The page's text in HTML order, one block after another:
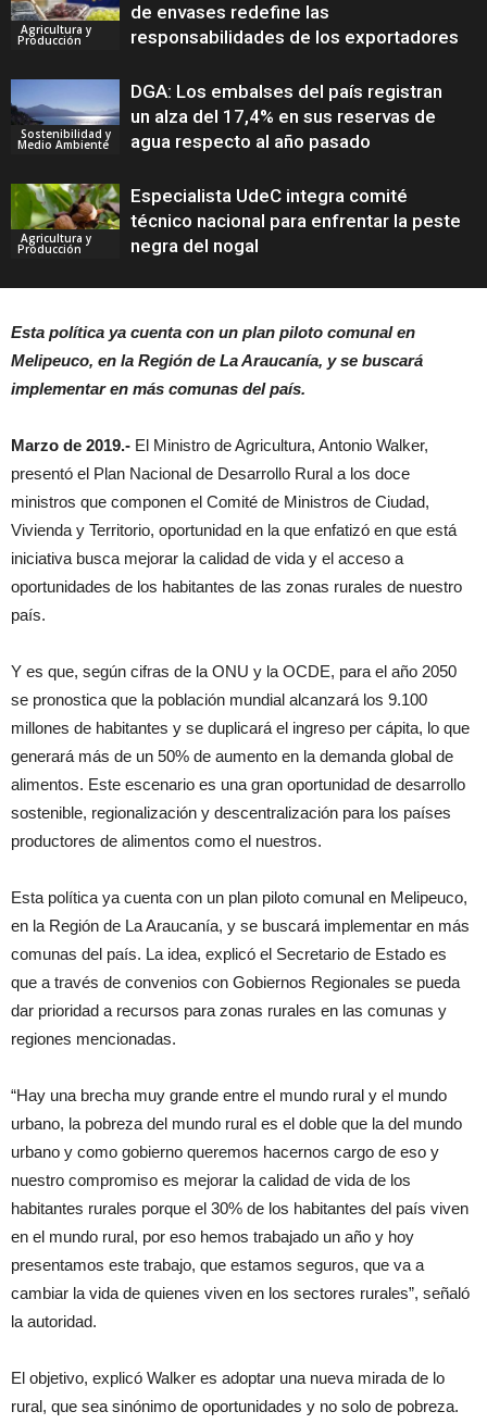
Agricultura y
Producción
de envases redefine las
responsabilidades de los exportadores
Sostenibilidad y
Medio Ambiente
DGA: Los embalses del país registran
un alza del 17,4% en sus reservas de
agua respecto al año pasado
Agricultura y
Producción
Especialista UdeC integra comité
técnico nacional para enfrentar la peste
negra del nogal
Esta política ya cuenta con un plan piloto comunal en
Melipeuco, en la Región de La Araucanía, y se buscará
implementar en más comunas del país.
Marzo de 2019.- El Ministro de Agricultura, Antonio Walker,
presentó el Plan Nacional de Desarrollo Rural a los doce
ministros que componen el Comité de Ministros de Ciudad,
Vivienda y Territorio, oportunidad en la que enfatizó en que está
iniciativa busca mejorar la calidad de vida y el acceso a
oportunidades de los habitantes de las zonas rurales de nuestro
país.
Y es que, según cifras de la ONU y la OCDE, para el año 2050
se pronostica que la población mundial alcanzará los 9.100
millones de habitantes y se duplicará el ingreso per cápita, lo que
generará más de un 50% de aumento en la demanda global de
alimentos. Este escenario es una gran oportunidad de desarrollo
sostenible, regionalización y descentralización para los países
productores de alimentos como el nuestros.
Esta política ya cuenta con un plan piloto comunal en Melipeuco,
en la Región de La Araucanía, y se buscará implementar en más
comunas del país. La idea, explicó el Secretario de Estado es
que a través de convenios con Gobiernos Regionales se pueda
dar prioridad a recursos para zonas rurales en las comunas y
regiones mencionadas.
“Hay una brecha muy grande entre el mundo rural y el mundo
urbano, la pobreza del mundo rural es el doble que la del mundo
urbano y como gobierno queremos hacernos cargo de eso y
nuestro compromiso es mejorar la calidad de vida de los
habitantes rurales porque el 30% de los habitantes del país viven
en el mundo rural, por eso hemos trabajado un año y hoy
presentamos este trabajo, que estamos seguros, que va a
cambiar la vida de quienes viven en los sectores rurales”, señaló
la autoridad.
El objetivo, explicó Walker es adoptar una nueva mirada de lo
rural, que sea sinónimo de oportunidades y no solo de pobreza.